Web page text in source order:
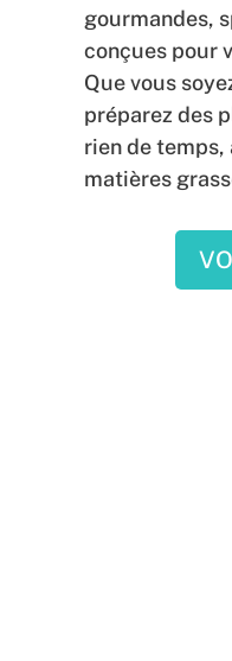
gourmandes,
conçues pour
Que vous
préparez des
rien de temps,
matières